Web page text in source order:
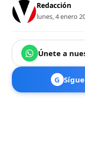
Redacción
lunes, 4 enero
Únete a
G